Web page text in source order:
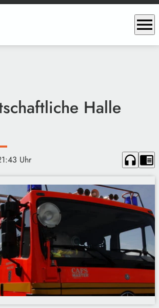
menu
Halle
Uhr headphones chrome_reader_mode